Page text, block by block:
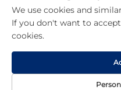
We use cookies and
If you don't want to
cookies.